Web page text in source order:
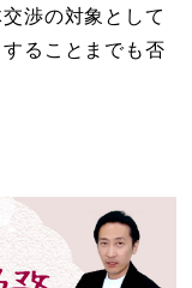
渉の対象として
ることまでも否